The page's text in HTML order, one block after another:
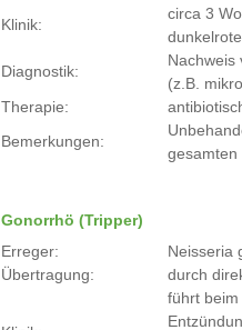
Klinik:
circa 3
Diagnostik:
Nachweis
(z.B.
Therapie:
Bemerkungen:
gesamten
Gonorrhö (Tripper)
Erreger:
Neisseria
Übertragung:
durch
führt